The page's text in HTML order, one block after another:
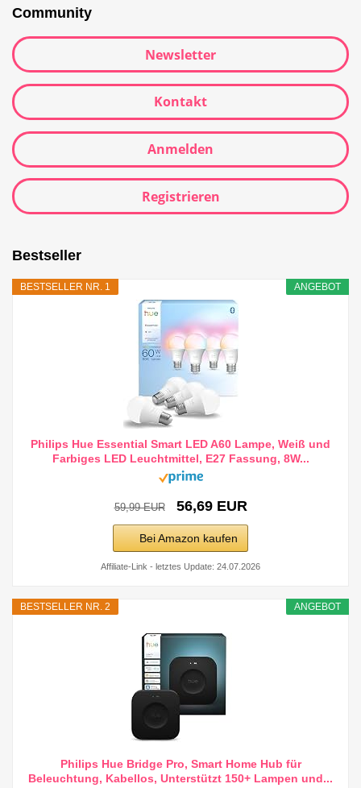
Community
Newsletter
Kontakt
Anmelden
Registrieren
Bestseller
ANGEBOT
BESTSELLER NR. 1
Philips Hue Essential Smart LED A60 Lampe, Weiß und
Farbiges LED Leuchtmittel, E27 Fassung, 8W...
59,99 EUR 56,69 EUR
Bei Amazon kaufen
Affiliate-Link - letztes Update: 24.07.2026
ANGEBOT
BESTSELLER NR. 2
Philips Hue Bridge Pro, Smart Home Hub für
Beleuchtung, Kabellos, Unterstützt 150+ Lampen und...